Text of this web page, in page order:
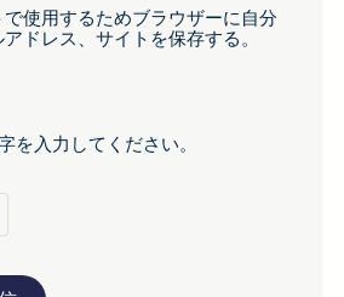
使用するためブラウザーに自分
ドレス、サイトを保存する。
を入力してください。